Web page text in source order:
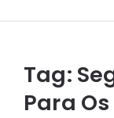
Tag:
Para Os